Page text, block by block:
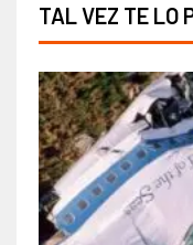
TAL VEZ TE LO